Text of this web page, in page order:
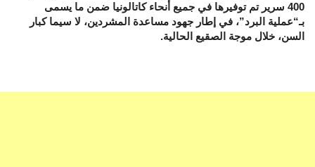
400 سرير تم توفيرها في جميع أنحاء كاتالونيا ضمن ما يسمى
بـ“عملية البرد”، في إطار جهود مساعدة المشردين، لا سيما كبار
السن، خلال موجة الصقيع الحالية.